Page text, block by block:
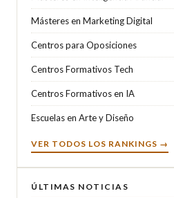
Másteres en Marketing Digital
Centros para Oposiciones
Centros Formativos Tech
Centros Formativos en IA
Escuelas en Arte y Diseño
VER TODOS LOS RANKINGS →
ÚLTIMAS NOTICIAS